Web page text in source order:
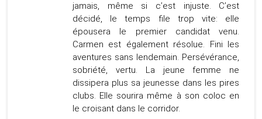
jamais, même si c’est injuste. C’est
décidé, le temps file trop vite: elle
épousera le premier candidat venu.
Carmen est également résolue. Fini les
aventures sans lendemain. Persévérance,
sobriété, vertu. La jeune femme ne
dissipera plus sa jeunesse dans les pires
clubs. Elle sourira même à son coloc en
le croisant dans le corridor.